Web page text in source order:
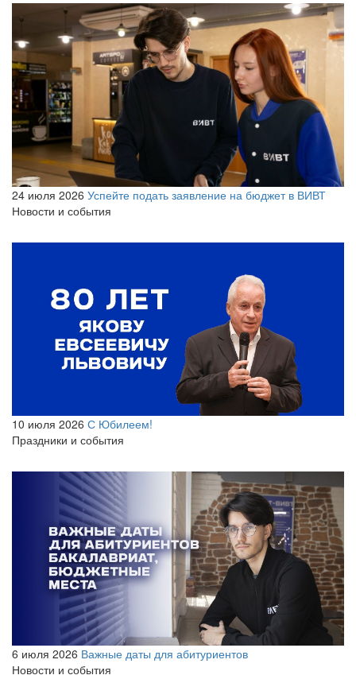
24 июля 2026 Успейте подать заявление на бюджет в ВИВТ
Новости и события
10 июля 2026 С Юбилеем!
Праздники и события
6 июля 2026 Важные даты для абитуриентов
Новости и события